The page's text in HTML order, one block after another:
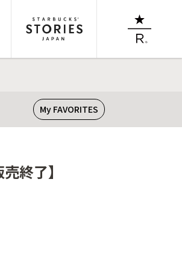
My FAVORITES
終了】